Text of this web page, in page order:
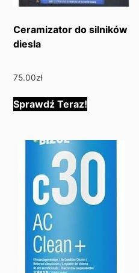
Ceramizator do silników
diesla
75.00zł
Sprawdź Teraz!